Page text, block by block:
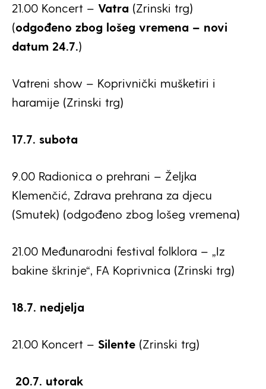
21.00 Koncert – Vatra (Zrinski trg)
(odgođeno zbog lošeg vremena – novi
datum 24.7.)
Vatreni show – Koprivnički mušketiri i
haramije (Zrinski trg)
17.7. subota
9.00 Radionica o prehrani – Željka
Klemenčić, Zdrava prehrana za djecu
(Smutek) (odgođeno zbog lošeg vremena)
21.00 Međunarodni festival folklora – „Iz
bakine škrinje“, FA Koprivnica (Zrinski trg)
18.7. nedjelja
21.00 Koncert – Silente (Zrinski trg)
20.7. utorak